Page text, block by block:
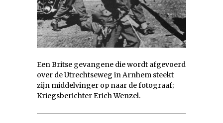
Een Britse gevangene die wordt afgevoerd
over de Utrechtseweg in Arnhem steekt
zijn middelvinger op naar de fotograaf;
Kriegsberichter Erich Wenzel.